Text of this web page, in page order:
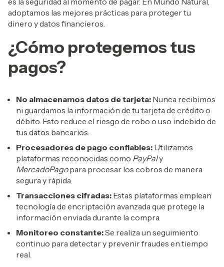
adoptamos las mejores prácticas para proteger tu
dinero y datos financieros.
¿Cómo protegemos tus
pagos?
No almacenamos datos de tarjeta: Nunca recibimos
ni guardamos la información de tu tarjeta de crédito o
débito. Esto reduce el riesgo de robo o uso indebido de
tus datos bancarios.
Procesadores de pago confiables: Utilizamos
plataformas reconocidas como PayPaly
MercadoPagopara procesar los cobros de manera
segura y rápida.
Transacciones cifradas: Estas plataformas emplean
tecnología de encriptación avanzada que protege la
información enviada durante la compra.
Monitoreo constante:Se realiza un seguimiento
continuo para detectar y prevenir fraudes en tiempo
real.